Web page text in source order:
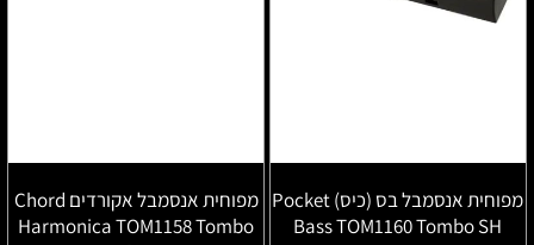
מפוחית אנסמבל בס (כיס) Pocket
Bass TOM1160 Tombo SH
מפוחית אנסמבל אקורדים Chord
Harmonica TOM1158 Tombo